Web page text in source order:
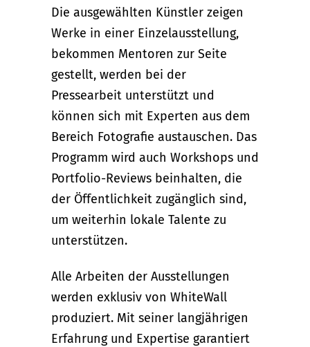
Die ausgewählten Künstler zeigen
Werke in einer Einzelausstellung,
bekommen Mentoren zur Seite
gestellt, werden bei der
Pressearbeit unterstützt und
können sich mit Experten aus dem
Bereich Fotografie austauschen. Das
Programm wird auch Workshops und
Portfolio-Reviews beinhalten, die
der Öffentlichkeit zugänglich sind,
um weiterhin lokale Talente zu
unterstützen.
Alle Arbeiten der Ausstellungen
werden exklusiv von WhiteWall
produziert. Mit seiner langjährigen
Erfahrung und Expertise garantiert